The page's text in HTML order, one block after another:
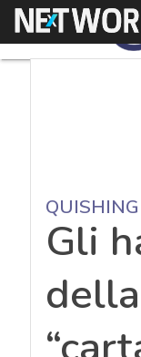
Menu
QUISHING
Gli